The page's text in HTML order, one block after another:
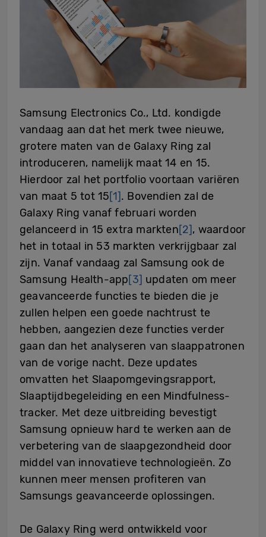
Samsung Electronics Co., Ltd. kondigde
vandaag aan dat het merk twee nieuwe,
grotere maten van de Galaxy Ring zal
introduceren, namelijk maat 14 en 15.
Hierdoor zal het portfolio voortaan variëren
van maat 5 tot 15[1]. Bovendien zal de
Galaxy Ring vanaf februari worden
gelanceerd in 15 extra markten[2], waardoor
het in totaal in 53 markten verkrijgbaar zal
zijn. Vanaf vandaag zal Samsung ook de
Samsung Health-app[3] updaten om meer
geavanceerde functies te bieden die je
zullen helpen een goede nachtrust te
hebben, aangezien deze functies verder
gaan dan het analyseren van slaappatronen
van de vorige nacht. Deze updates
omvatten het Slaapomgevingsrapport,
Slaaptijdbegeleiding en een Mindfulness-
tracker. Met deze uitbreiding bevestigt
Samsung opnieuw hard te werken aan de
verbetering van de slaapgezondheid door
middel van innovatieve technologieën. Zo
kunnen meer mensen profiteren van
Samsungs geavanceerde oplossingen.
De Galaxy Ring werd ontwikkeld voor